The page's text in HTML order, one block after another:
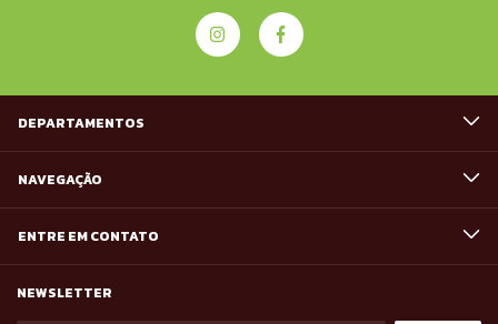
DEPARTAMENTOS
NAVEGAÇÃO
ENTRE EM CONTATO
NEWSLETTER